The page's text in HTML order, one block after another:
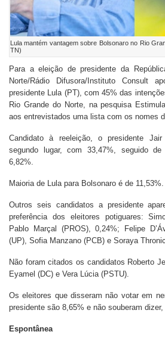
Lula mantém vantagem sobre Bolsonaro no Rio
TN)
Para a eleição de presidente da
Norte/Rádio Difusora/Instituto Consult
presidente Lula (PT), com 45% das
Rio Grande do Norte, na pesquisa
aos entrevistados uma lista com os nomes
Candidato à reeleição, o presidente
segundo lugar, com 33,47%, seguido
6,82%.
Maioria de Lula para Bolsonaro é de 11,53%.
Outros seis candidatos a presidente
preferência dos eleitores potiguares:
Pablo Marçal (PROS), 0,24%; Felipe
(UP), Sofia Manzano (PCB) e Soraya
Não foram citados os candidatos Roberto
Eyamel (DC) e Vera Lúcia (PSTU).
Os eleitores que disseram não votar em
presidente são 8,65% e não souberam
Espontânea